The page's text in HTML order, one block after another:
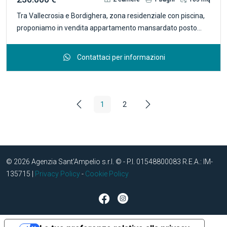
Tra Vallecrosia e Bordighera, zona residenziale con piscina,
proponiamo in vendita appartamento mansardato posto
ottime condizioni e ha una superfici totale di 100 mq. circa
un bagno. L'appartamento gode di luminosità e tranquillità. Il
has a total area of 100 square meters. about divided with
entrance into the hallway, living area with terrace of 3 square
view, open kitchen, with closet-pantry, two bedrooms and a
The heating is autonomous. R.4227
Contattaci per informazioni
1 2
© 2026 Agenzia Sant’Ampelio s.r.l. © - P.I. 01548800083 R.E.A.: IM-
135715 |
Privacy Policy- Cookie Policy